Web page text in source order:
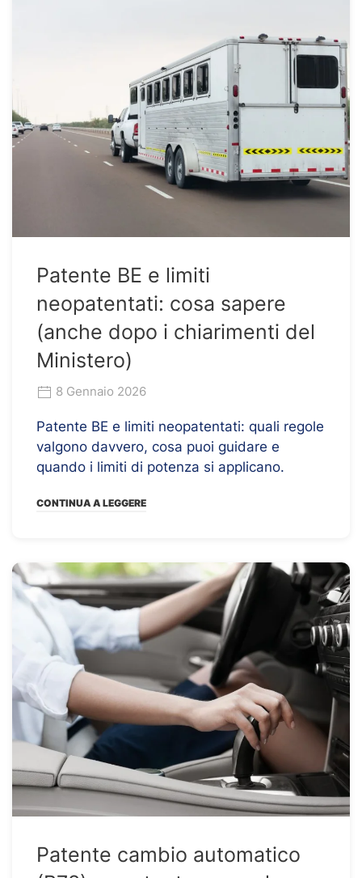
Patente BE e limiti
neopatentati: cosa sapere
(anche dopo i chiarimenti del
Ministero)
8 Gennaio 2026
Patente BE e limiti neopatentati: quali regole
valgono davvero, cosa puoi guidare e
quando i limiti di potenza si applicano.
CONTINUA A LEGGERE
Patente cambio automatico